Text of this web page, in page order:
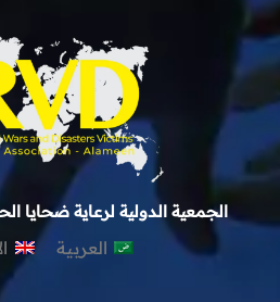
الجمعية الدولية لرعاية ضحايا
العربية